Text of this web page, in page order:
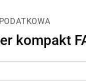
kompakt